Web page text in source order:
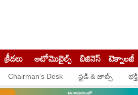
క్రీడలు ఆటోమొబైల్స్ బిజినెస్‌ టెక్నాలజీ
Chairman's Desk స్టడీ & జాబ్స్ భక్తి